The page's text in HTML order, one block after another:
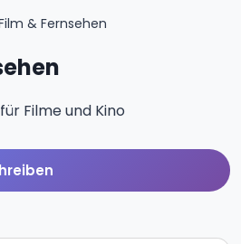
& Fernsehen
Filme und Kino